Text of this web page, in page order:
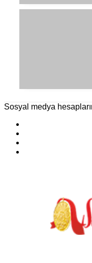
Sosyal medya